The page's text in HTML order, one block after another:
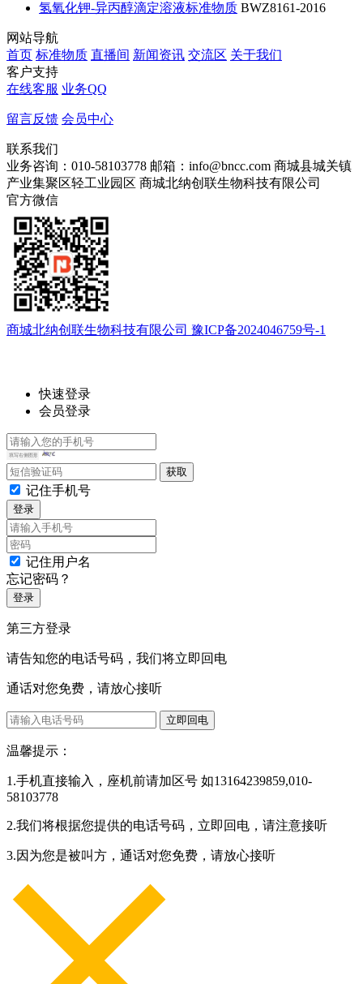
氢氧化钾-异丙醇滴定溶液标准物质 BWZ8161-2016
网站导航
首页 标准物质 直播间 新闻资讯 交流区 关于我们
客户支持
在线客服 业务QQ
留言反馈 会员中心
联系我们
业务咨询：010-58103778 邮箱：info@bncc.com 商城县城关镇
产业集聚区轻工业园区 商城北纳创联生物科技有限公司
官方微信
商城北纳创联生物科技有限公司 豫ICP备2024046759号-1
快速登录
会员登录
记住手机号
登录
记住用户名
忘记密码？
登录
第三方登录
请告知您的电话号码，我们将立即回电
通话对您免费，请放心接听
立即回电
温馨提示：
1.手机直接输入，座机前请加区号 如13164239859,010-
58103778
2.我们将根据您提供的电话号码，立即回电，请注意接听
3.因为您是被叫方，通话对您免费，请放心接听